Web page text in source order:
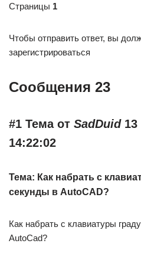
Страницы 1
Чтобы отправить ответ, вы
зарегистрироваться
Сообщения 23
#1 Тема от SadDuid13
14:22:02
Тема: Как набрать с
секунды в AutoCAD?
Как набрать с клавиатуры
AutoCad?